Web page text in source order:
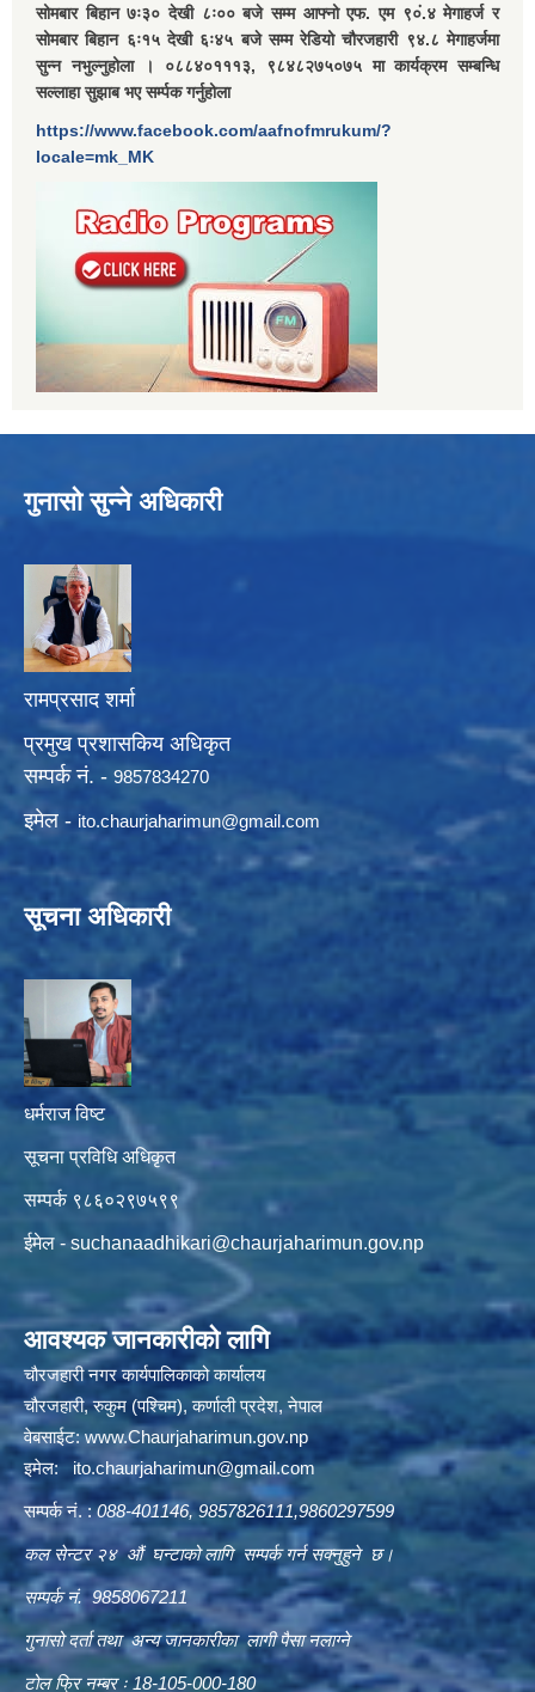
सोमबार बिहान ७ः३० देखी ८ः०० बजे सम्म आफ्नो एफ. एम ९०ं.४ मेगाहर्ज र
सोमबार बिहान ६ः१५ देखी ६ः४५ बजे सम्म रेडियो चौरजहारी ९४.८ मेगाहर्जमा
सुन्न नभुल्नुहोला । ०८८४०१११३, ९८४८२७५०७५ मा कार्यक्रम सम्बन्धि
सल्लाहा सुझाब भए सर्म्पक गर्नुहोला
https://www.facebook.com/aafnofmrukum/?
locale=mk_MK
गुनासो सुन्ने अधिकारी
रामप्रसाद शर्मा
प्रमुख प्रशासकिय अधिकृत
सम्पर्क नं. - 9857834270
इमेल - ito.chaurjaharimun@gmail.com
सूचना अधिकारी
धर्मराज विष्ट
सूचना प्रविधि अधिकृत
सम्पर्क ९८६०२९७५९९
ईमेल -suchanaadhikari@chaurjaharimun.gov.np
आवश्यक जानकारीको लागि
चौरजहारी नगर कार्यपालिकाको कार्यालय
चौरजहारी, रुकुम (पश्चिम), कर्णाली प्रदेश, नेपाल
वेबसाईट:www.Chaurjaharimun.gov.np
इमेल: ito.chaurjaharimun@gmail.com
सम्पर्क नं. :088-401146, 9857826111,9860297599
कल सेन्टर २४ औं घन्टाको लागि सम्पर्क गर्न सक्नुहुने छ।
सम्पर्क नं. 9858067211
गुनासो दर्ता तथा अन्य जानकारीका लागी पैसा नलाग्ने
टोल फ्रि नम्बर ः 18-105-000-180